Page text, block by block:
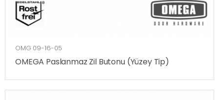
OMG 09-16-05
OMEGA Paslanmaz Zil Butonu (Yüzey Tip)